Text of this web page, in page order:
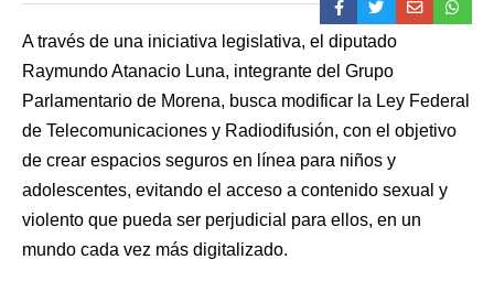
A través de una iniciativa legislativa, el diputado
Raymundo Atanacio Luna, integrante del Grupo
Parlamentario de Morena, busca modificar la Ley Federal
de Telecomunicaciones y Radiodifusión, con el objetivo
de crear espacios seguros en línea para niños y
adolescentes, evitando el acceso a contenido sexual y
violento que pueda ser perjudicial para ellos, en un
mundo cada vez más digitalizado.